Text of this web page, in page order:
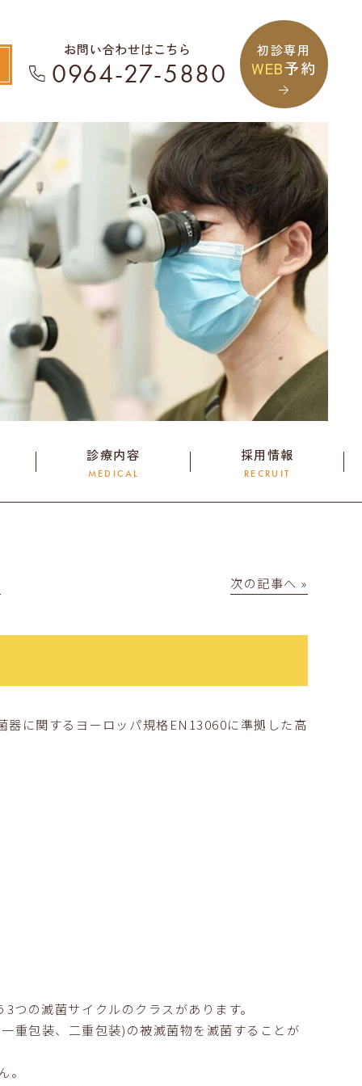
お問い合わせはこちら
0964-27-5880
初診専用
WEB予約
診療内容
MEDICAL
採用情報
RECRUIT
次の記事へ »
器に関するヨーロッパ規格EN13060に準拠した高
の滅菌サイクルのクラスがあります。
重包装、二重包装)の被滅菌物を滅菌することが
。